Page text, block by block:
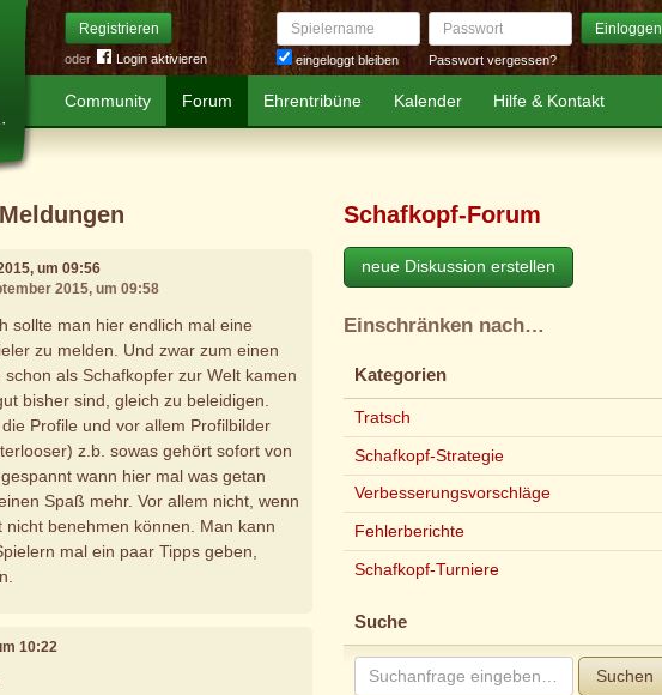
Registrieren
oder Login aktivieren
Spielername
eingeloggt bleiben
Passwort Einloggen
Passwort vergessen?
Community Forum Ehrentribüne Kalender Hilfe & Kontakt
um 09:56
2015, um 09:58
sollte man hier endlich mal eine
zu melden. Und zwar zum einen
als Schafkopfer zur Welt kamen
bisher sind, gleich zu beleidigen.
Profile und vor allem Profilbilder
z.b. sowas gehört sofort von
wann hier mal was getan
Spaß mehr. Vor allem nicht, wenn
benehmen können. Man kann
mal ein paar Tipps geben,
10:22
Schafkopf-Forum
neue Diskussion erstellen
Einschränken nach…
Kategorien
Tratsch
Schafkopf-Strategie
Verbesserungsvorschläge
Fehlerberichte
Schafkopf-Turniere
Suche
Suchen